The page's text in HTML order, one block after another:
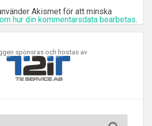
Akismet för att minska
hur din kommentarsdata bearbetas.
sponsras och hostas av